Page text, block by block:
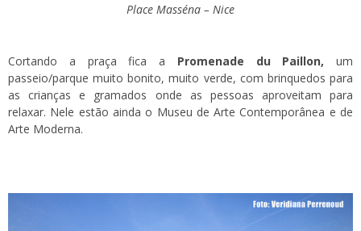
Place Masséna – Nice
Cortando a praça fica a Promenade du Paillon, um
passeio/parque muito bonito, muito verde, com brinquedos para
as crianças e gramados onde as pessoas aproveitam para
relaxar. Nele estão ainda o Museu de Arte Contemporânea e de
Arte Moderna.